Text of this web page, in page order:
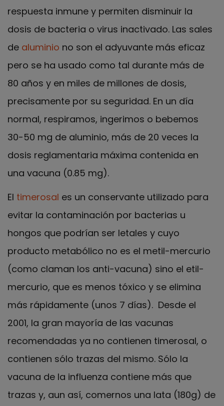
respuesta inmune y permiten disminuir la
dosis de bacteria o virus inactivado. Las sales
de aluminio no son el adyuvante más eficaz
pero se ha usado como tal durante más de
80 años y en miles de millones de dosis,
precisamente por su seguridad. En un día
normal, respiramos, ingerimos o bebemos
30-50 mg de aluminio, más de 20 veces la
dosis reglamentaria máxima contenida en
una vacuna (0.85 mg).
El timerosal es un conservante utilizado para
evitar la contaminación por bacterias u
hongos que podrían ser letales y cuyo
producto metabólico no es el metil-mercurio
(como claman los anti-vacuna) sino el etil-
mercurio, que es menos tóxico y se elimina
más rápidamente (unos 7 días). Desde el
2001, la gran mayoría de las vacunas
recomendadas ya no contienen timerosal, o
contienen sólo trazas del mismo. Sólo la
vacuna de la influenza contiene más que
trazas y, aun así, comernos una lata (180g) de